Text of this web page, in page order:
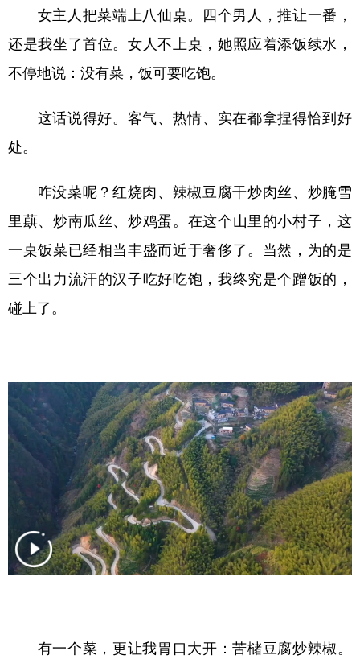
女主人把菜端上八仙桌。四个男人，推让一番，
还是我坐了首位。女人不上桌，她照应着添饭续水，
不停地说：没有菜，饭可要吃饱。
这话说得好。客气、热情、实在都拿捏得恰到好
处。
咋没菜呢？红烧肉、辣椒豆腐干炒肉丝、炒腌雪
里蕻、炒南瓜丝、炒鸡蛋。在这个山里的小村子，这
一桌饭菜已经相当丰盛而近于奢侈了。当然，为的是
三个出力流汗的汉子吃好吃饱，我终究是个蹭饭的，
碰上了。
有一个菜，更让我胃口大开：苦槠豆腐炒辣椒。